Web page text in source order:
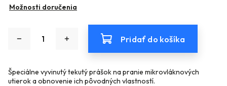
Možnosti doručenia
Pridať do košíka
Špeciálne vyvinutý tekutý prášok na pranie mikrovláknových
utierok a obnovenie ich pôvodných vlastností.